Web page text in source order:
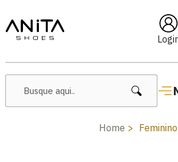
🔥
Home Feminino